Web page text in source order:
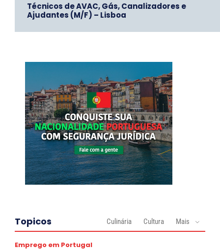
Técnicos de AVAC, Gás, Canalizadores e
Ajudantes (M/F) – Lisboa
Topicos Culinária Cultura Mais
Emprego em Portugal